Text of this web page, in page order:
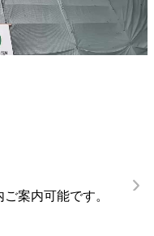
案内可能です。